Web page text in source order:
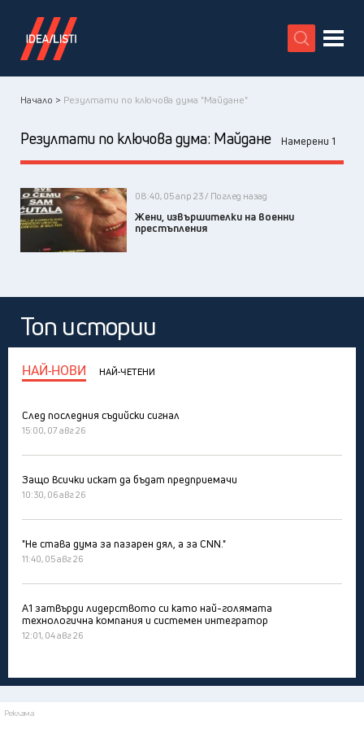
X
Начало > Резултати по ключова дума "Майдане"
Резултати по ключова дума: Майдане Намерени 1
08:40, 05 апр 23 / Поглед назад
Жени, извършителки на военни
престъпления
Топ истории
НАЙ-НОВИ НАЙ-ЧЕТЕНИ
След последния съдийски сигнал
15:00, 07 авг 26
Защо всички искат да бъдат предприемачи
10:30, 06 авг 26
"Не става дума за пазарен дял, а за CNN."
11:40, 05 авг 26
А1 затвърди лидерството си като най-голямата
технологична компания и системен интегратор
12:01, 04 авг 26
Реклама